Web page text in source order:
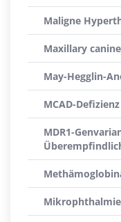
Maligne
Maxillary
May-Hegglin-
MCAD-Defizienz
MDR1-
Mikrophthalmie